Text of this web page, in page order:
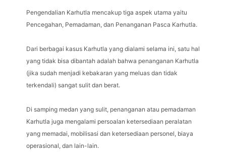
Pengendalian Karhutla mencakup tiga aspek utama yaitu
Pencegahan, Pemadaman, dan Penanganan Pasca Karhutla.
Dari berbagai kasus Karhutla yang dialami selama ini, satu hal
yang tidak bisa dibantah adalah bahwa penanganan Karhutla
(jika sudah menjadi kebakaran yang meluas dan tidak
terkendali) sangat sulit dan berat.
Di samping medan yang sulit, penanganan atau pemadaman
Karhutla juga mengalami persoalan ketersediaan peralatan
yang memadai, mobilisasi dan ketersediaan personel, biaya
operasional, dan lain-lain.